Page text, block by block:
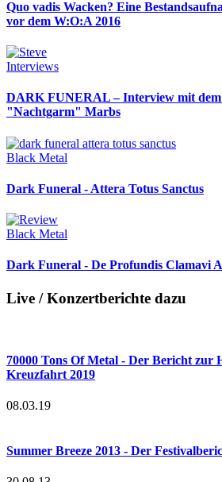
Quo vadis Wacken? Eine
vor dem W:O:A 2016
Interviews
DARK FUNERAL – Interview mit dem
"Nachtgarm" Marbs
Black Metal
Dark Funeral - Attera Totus Sanctus
Black Metal
Dark Funeral - De Profundis Clamavi
Live / Konzertberichte dazu
70000 Tons Of Metal - Der Bericht zur
Kreuzfahrt 2019
08.03.19
Summer Breeze 2013 - Der